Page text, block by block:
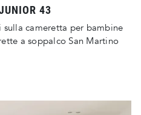
43
cameretta per bambine
a soppalco San Martino